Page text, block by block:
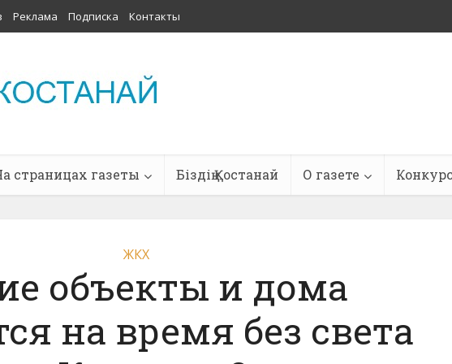
Реклама Подписка Контакты
страницах газеты Біздің Қостанай О газете
ЖКХ
объекты и дома
на время без света